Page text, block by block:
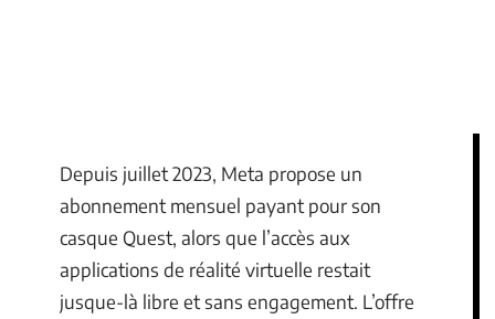
Depuis juillet 2023, Meta propose un
abonnement mensuel payant pour son
casque Quest, alors que l’accès aux
applications de réalité virtuelle restait
jusque-là libre et sans engagement. L’offre